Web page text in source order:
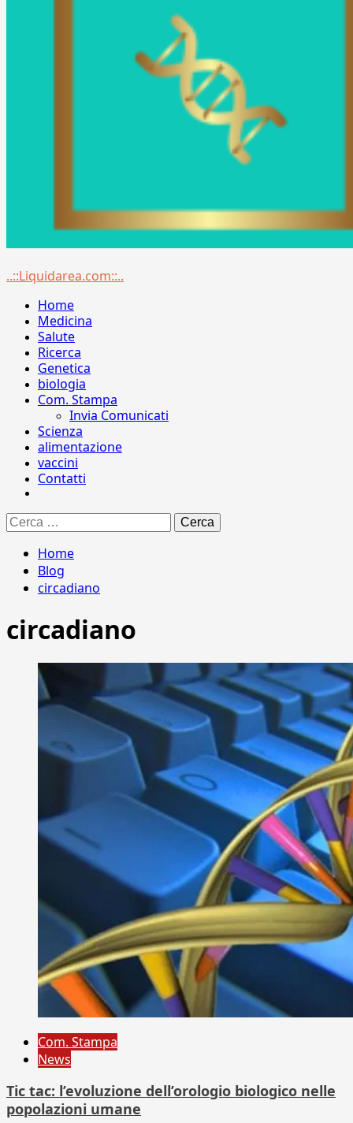
Menu
..::Liquidarea.com::..
Home
Medicina
Salute
Ricerca
Genetica
biologia
Com. Stampa
Invia Comunicati
Scienza
alimentazione
vaccini
Contatti
Ricerca
per:
Home
Blog
circadiano
circadiano
Com. Stampa
News
Tic tac: l’evoluzione dell’orologio biologico nelle
popolazioni umane